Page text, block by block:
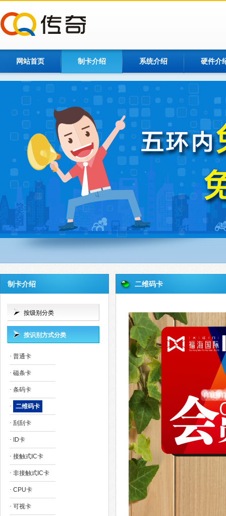
网站首页 制卡介绍 系统介绍 硬件介
制卡介绍
按级别分类
按识别方式分类
· 普通卡
· 磁条卡
· 条码卡
· 二维码卡
· 刮刮卡
· ID卡
· 接触式IC卡
· 非接触式IC卡
· CPU卡
· 可视卡
二维码卡